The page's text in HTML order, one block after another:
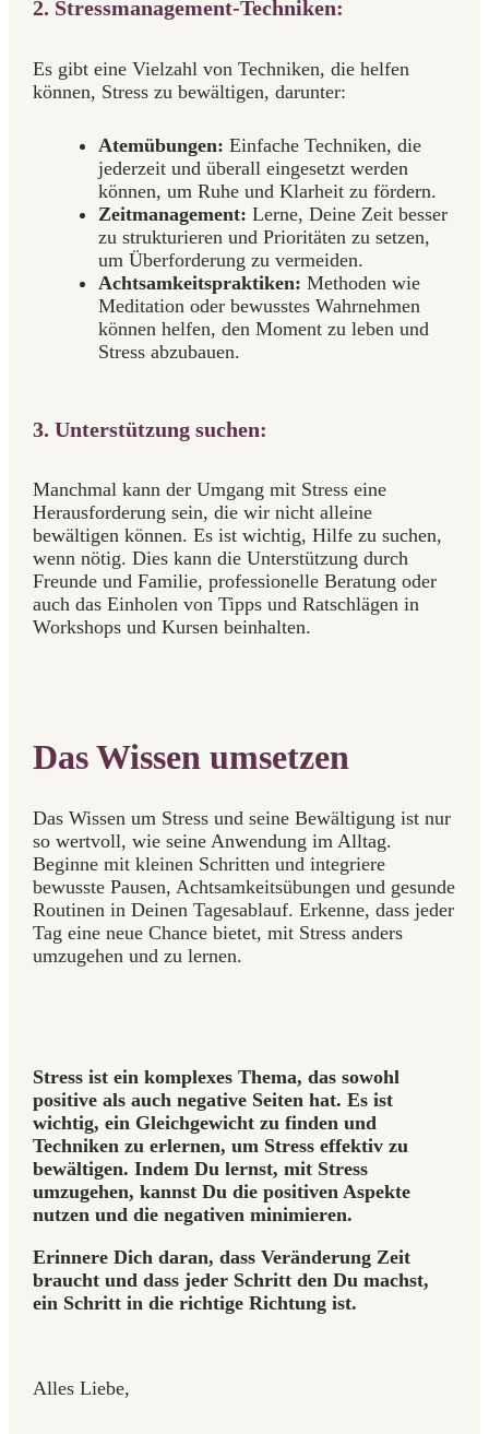
2. Stressmanagement-Techniken:
Es gibt eine Vielzahl von Techniken, die helfen
können, Stress zu bewältigen, darunter:
Atemübungen: Einfache Techniken, die
jederzeit und überall eingesetzt werden
können, um Ruhe und Klarheit zu fördern.
Zeitmanagement: Lerne, Deine Zeit besser
zu strukturieren und Prioritäten zu setzen,
um Überforderung zu vermeiden.
Achtsamkeitspraktiken: Methoden wie
Meditation oder bewusstes Wahrnehmen
können helfen, den Moment zu leben und
Stress abzubauen.
3. Unterstützung suchen:
Manchmal kann der Umgang mit Stress eine
Herausforderung sein, die wir nicht alleine
bewältigen können. Es ist wichtig, Hilfe zu suchen,
wenn nötig. Dies kann die Unterstützung durch
Freunde und Familie, professionelle Beratung oder
auch das Einholen von Tipps und Ratschlägen in
Workshops und Kursen beinhalten.
Das Wissen umsetzen
Das Wissen um Stress und seine Bewältigung ist nur
so wertvoll, wie seine Anwendung im Alltag.
Beginne mit kleinen Schritten und integriere
bewusste Pausen, Achtsamkeitsübungen und gesunde
Routinen in Deinen Tagesablauf. Erkenne, dass jeder
Tag eine neue Chance bietet, mit Stress anders
umzugehen und zu lernen.
Stress ist ein komplexes Thema, das sowohl
positive als auch negative Seiten hat. Es ist
wichtig, ein Gleichgewicht zu finden und
Techniken zu erlernen, um Stress effektiv zu
bewältigen. Indem Du lernst, mit Stress
umzugehen, kannst Du die positiven Aspekte
nutzen und die negativen minimieren.
Erinnere Dich daran, dass Veränderung Zeit
braucht und dass jeder Schritt den Du machst,
ein Schritt in die richtige Richtung ist.
Alles Liebe,